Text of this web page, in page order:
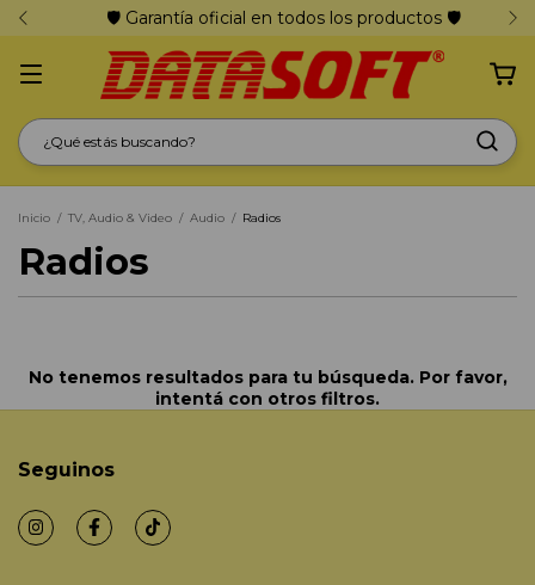
🛡️ Garantía oficial en todos los productos 🛡️
Inicio / TV, Audio & Video / Audio / Radios
Radios
No tenemos resultados para tu búsqueda. Por favor,
intentá con otros filtros.
Seguinos